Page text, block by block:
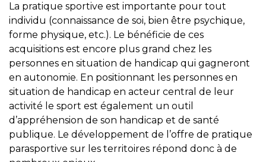
La pratique sportive est importante pour tout
individu (connaissance de soi, bien être psychique,
forme physique, etc.). Le bénéficie de ces
acquisitions est encore plus grand chez les
personnes en situation de handicap qui gagneront
en autonomie. En positionnant les personnes en
situation de handicap en acteur central de leur
activité le sport est également un outil
d’appréhension de son handicap et de santé
publique. Le développement de l’offre de pratique
parasportive sur les territoires répond donc à de